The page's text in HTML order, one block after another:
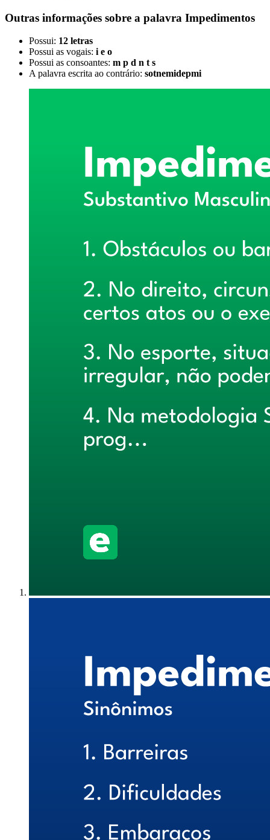
Outras informações sobre a palavra Impedimentos
Possui: 12 letras
Possui as vogais: i e o
Possui as consoantes: m p d n t s
A palavra escrita ao contrário: sotnemidepmi